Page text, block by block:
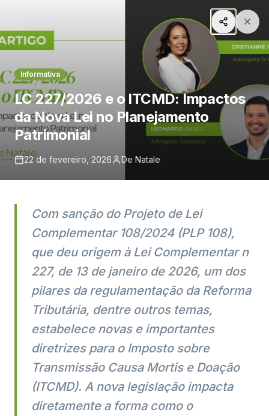
Voltar ao Início
Mídia e Publicações
Explore nossos artigos, notícias e insights
Informativa
Informativa
LC 227/2026 e o ITCMD: Impactos
da Nova Lei no Planejamento
Patrimonial
22 de fevereiro, 2026 De Natale
Com sanção do Projeto de Lei
Complementar 108/2024 (PLP 108),
que deu origem à Lei Complementar n
227, de 13 de janeiro de 2026, um dos
pilares da regulamentação da Reforma
Tributária, dentre outros temas,
estabelece novas e importantes
diretrizes para o Imposto sobre
Transmissão Causa Mortis e Doação
(ITCMD). A nova legislação impacta
diretamente a forma como o